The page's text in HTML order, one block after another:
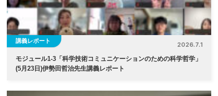
ン
講義レポート
2026.7.1
モジュール1-3「科学技術コミュニケーションのための科学哲学」
(5月23日)伊勢⽥哲治先生講義レポート